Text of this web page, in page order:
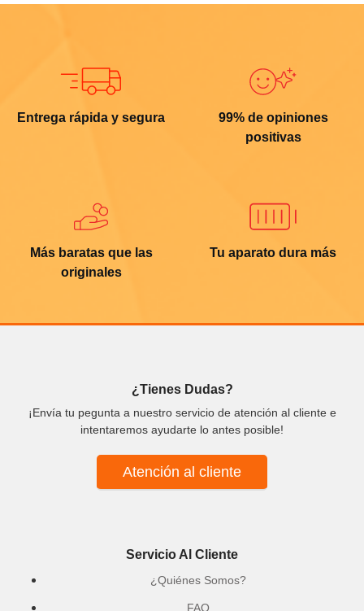
Entrega rápida y segura
99% de opiniones
positivas
Más baratas que las
originales
Tu aparato dura más
¿Tienes Dudas?
¡Envía tu pegunta a nuestro servicio de atención al cliente e
intentaremos ayudarte lo antes posible!
Atención al cliente
Servicio Al Cliente
¿Quiénes Somos?
FAQ